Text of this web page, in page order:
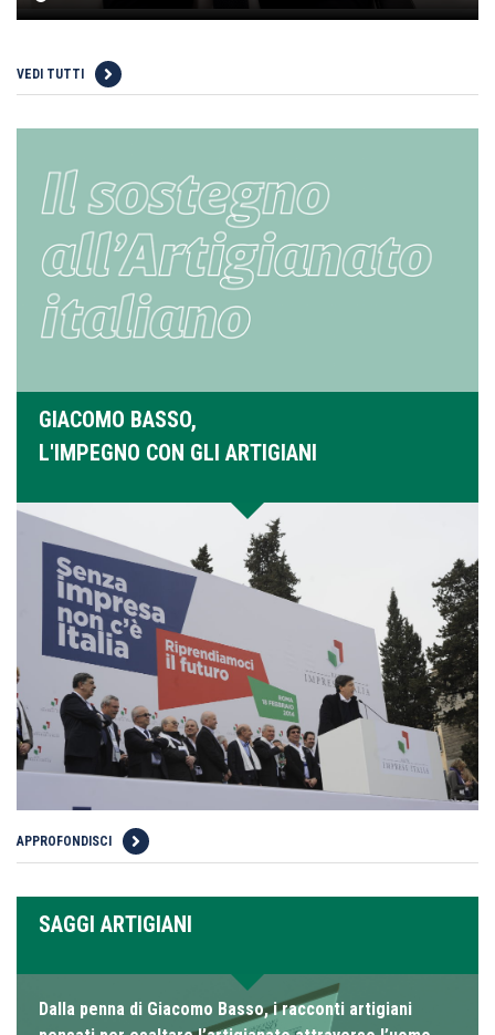
VEDI TUTTI
GIACOMO BASSO,
L'IMPEGNO CON GLI ARTIGIANI
APPROFONDISCI
SAGGI ARTIGIANI
Dalla penna di Giacomo Basso, i racconti artigiani